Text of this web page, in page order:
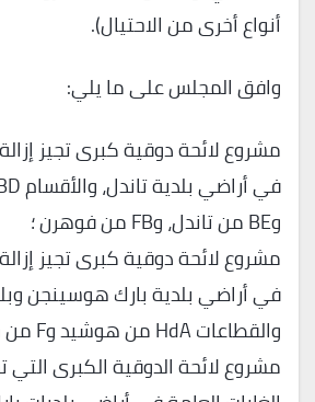
أنواع أخرى من الاحتيال).
وافق المجلس على ما يلي:
مشروع لائحة دوقية كبرى تجيز
وBE من تاندل، وFB من فوهرن ؛
مشروع لائحة دوقية كبرى تجيز
في أراضي بلدية بارك هوسينجن
والقطاعات HdA من هوشيد وF من جرالينجن ؛
مشروع لائحة الدوقية الكبرى التي